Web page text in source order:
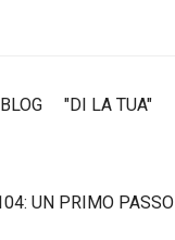
"DI LA TUA"
UN PRIMO PASSO